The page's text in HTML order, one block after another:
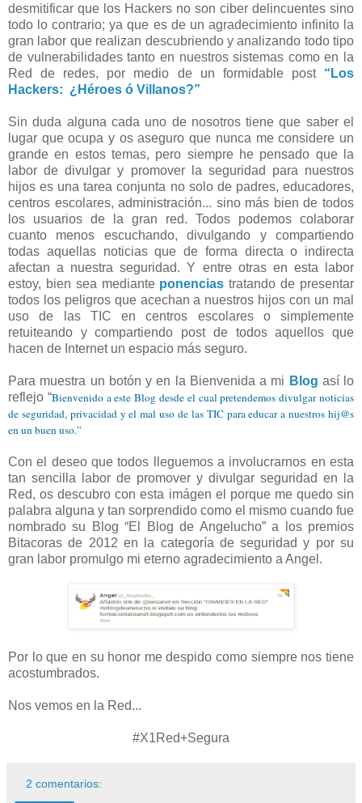
desmitificar que los Hackers no son ciber delincuentes sino
todo lo contrario; ya que es de un agradecimiento infinito la
gran labor que realizan descubriendo y analizando todo tipo
de vulnerabilidades tanto en nuestros sistemas como en la
Red de redes, por medio de un formidable post “Los
Hackers: ¿Héroes ó Villanos?”
Sin duda alguna cada uno de nosotros tiene que saber el
lugar que ocupa y os aseguro que nunca me considere un
grande en estos temas, pero siempre he pensado que la
labor de divulgar y promover la seguridad para nuestros
hijos es una tarea conjunta no solo de padres, educadores,
centros escolares, administración... sino más bien de todos
los usuarios de la gran red. Todos podemos colaborar
cuanto menos escuchando, divulgando y compartiendo
todas aquellas noticias que de forma directa o indirecta
afectan a nuestra seguridad. Y entre otras en esta labor
estoy, bien sea mediante ponencias tratando de presentar
todos los peligros que acechan a nuestros hijos con un mal
uso de las TIC en centros escolares o simplemente
retuiteando y compartiendo post de todos aquellos que
hacen de Internet un espacio más seguro.
Para muestra un botón y en la Bienvenida a mi Blog así lo
reflejo “Bienvenido a este Blog desde el cual pretendemos divulgar noticias
de seguridad, privacidad y el mal uso de las TIC para educar a nuestros hij@s
en un buen uso.”
Con el deseo que todos lleguemos a involucrarnos en esta
tan sencilla labor de promover y divulgar seguridad en la
Red, os descubro con esta imágen el porque me quedo sin
palabra alguna y tan sorprendido como el mismo cuando fue
nombrado su Blog “El Blog de Angelucho” a los premios
Bitacoras de 2012 en la categoría de seguridad y por su
gran labor promulgo mi eterno agradecimiento a Angel.
Por lo que en su honor me despido como siempre nos tiene
acostumbrados.
Nos vemos en la Red...
#X1Red+Segura
2 comentarios: